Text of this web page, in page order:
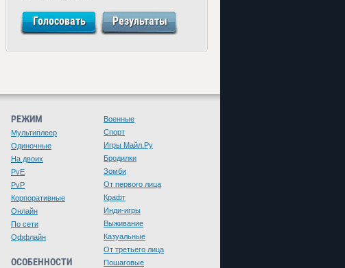
РЕЖИМ
Мультиплеер
Одиночные
На двоих
PvE
PvP
Корпоративные
Онлайн
По сети
Оффлайн
ОСОБЕННОСТИ
Военные
Спорт
Игры Майл.Ру
Бродилки
Зомби
От первого лица
Крафт
Инди-игры
Выживание
Казуальные
От третьего лица
Пошаговые